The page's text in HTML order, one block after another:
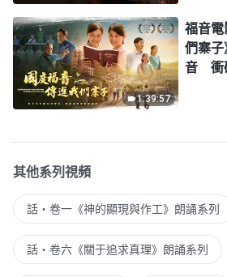
1:39:57
福音
們寨
音 衝
其他系列視頻
話・卷一《神的顯現與作工》朗誦系列
話・卷六《關于追求真理》朗誦系列